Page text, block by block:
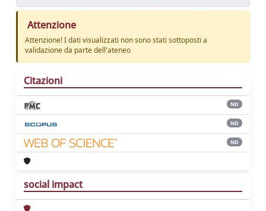
Attenzione
Attenzione! I dati visualizzati non sono stati sottoposti a
validazione da parte dell'ateneo
Citazioni
ND
ND
ND
social impact